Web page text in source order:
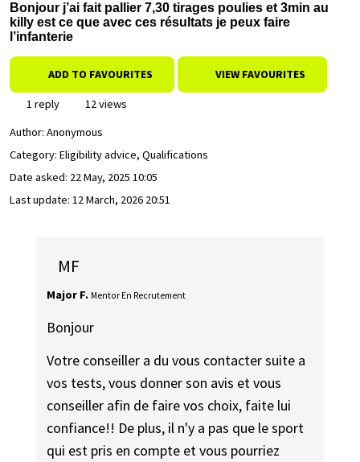
Bonjour j’ai fait pallier 7,30 tirages poulies et 3min au
killy est ce que avec ces résultats je peux faire
l’infanterie
ADD TO FAVOURITES VIEW FAVOURITES
1 reply
12 views
Author: Anonymous
Category: Eligibility advice, Qualifications
Date asked: 22 May, 2025 10:05
Last update: 12 March, 2026 20:51
MF
Major F. Mentor En Recrutement
Bonjour
Votre conseiller a du vous contacter suite a
vos tests, vous donner son avis et vous
conseiller afin de faire vos choix, faite lui
confiance!! De plus, il n'y a pas que le sport
qui est pris en compte et vous pourriez